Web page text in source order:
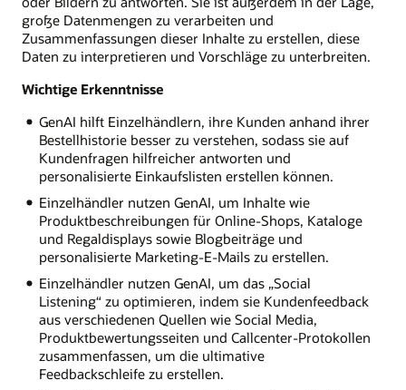
große Datenmengen zu verarbeiten und
Zusammenfassungen dieser Inhalte zu erstellen, diese
Daten zu interpretieren und Vorschläge zu unterbreiten.
Wichtige Erkenntnisse
GenAI hilft Einzelhändlern, ihre Kunden anhand ihrer
Bestellhistorie besser zu verstehen, sodass sie auf
Kundenfragen hilfreicher antworten und
personalisierte Einkaufslisten erstellen können.
Einzelhändler nutzen GenAI, um Inhalte wie
Produktbeschreibungen für Online-Shops, Kataloge
und Regaldisplays sowie Blogbeiträge und
personalisierte Marketing-E-Mails zu erstellen.
Einzelhändler nutzen GenAI, um das „Social
Listening“ zu optimieren, indem sie Kundenfeedback
aus verschiedenen Quellen wie Social Media,
Produktbewertungsseiten und Callcenter-Protokollen
zusammenfassen, um die ultimative
Feedbackschleife zu erstellen.